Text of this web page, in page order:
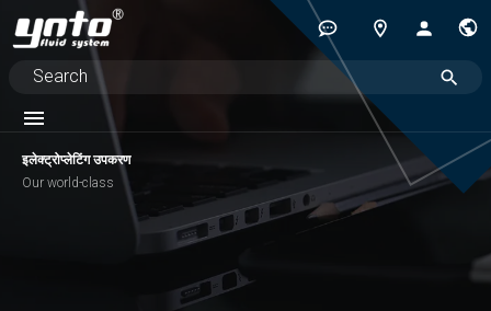
इलेक्ट्रोप्लेटिंग उपकरण
Our world-class